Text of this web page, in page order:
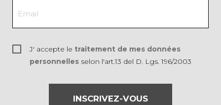
J' accepte le traitement de mes données
personnellesselon l'art.13 del D. Lgs. 196/2003
INSCRIVEZ-VOUS